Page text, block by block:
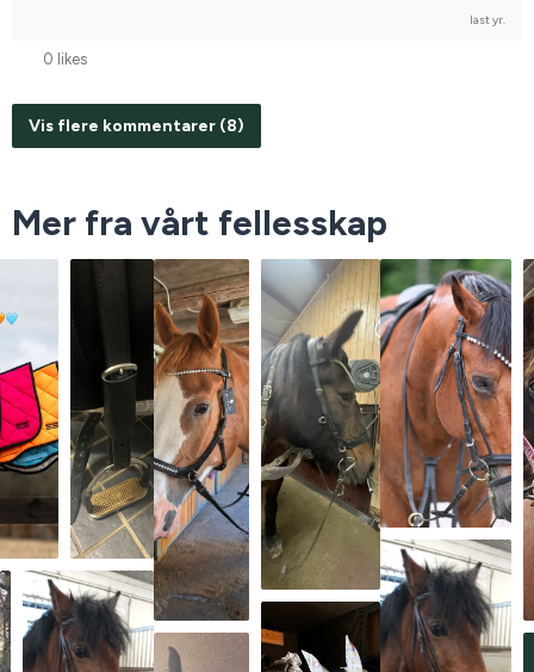
last yr.
0 likes
Vis flere kommentarer (8)
Mer fra vårt fellesskap